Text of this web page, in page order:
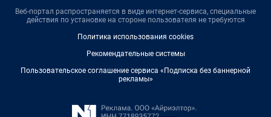
Веб-портал распространяется в виде интернет-сервиса, специальные
действия по установке на стороне пользователя не требуются
Политика использования cookies
Рекомендательные системы
Пользовательское соглашение сервиса «Подписка без баннерной
рекламы»